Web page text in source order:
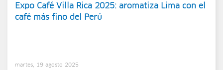
Expo Café Villa Rica 2025: aromatiza Lima con el
café más fino del Perú
martes, 19 agosto 2025